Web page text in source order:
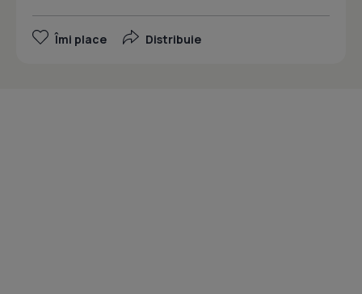
Îmi place Distribuie